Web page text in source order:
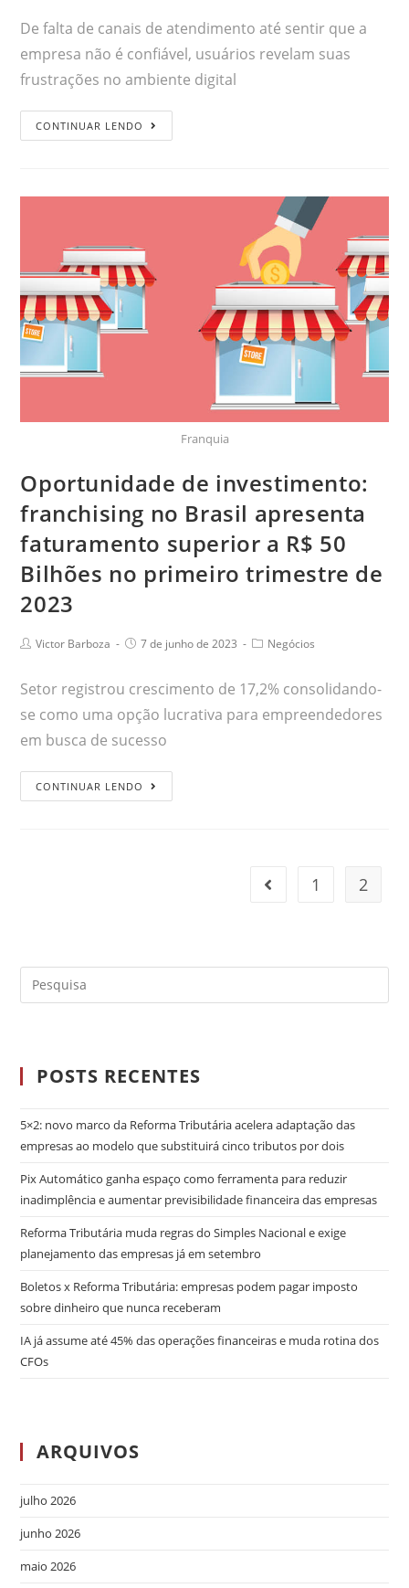
De falta de canais de atendimento até sentir que a
empresa não é confiável, usuários revelam suas
frustrações no ambiente digital
CONTINUAR LENDO
Franquia
Oportunidade de investimento:
franchising no Brasil apresenta
faturamento superior a R$ 50
Bilhões no primeiro trimestre de
2023
Victor Barboza 7 de junho de 2023 Negócios
Setor registrou crescimento de 17,2% consolidando-
se como uma opção lucrativa para empreendedores
em busca de sucesso
CONTINUAR LENDO
1 2
POSTS RECENTES
5×2: novo marco da Reforma Tributária acelera adaptação das
empresas ao modelo que substituirá cinco tributos por dois
Pix Automático ganha espaço como ferramenta para reduzir
inadimplência e aumentar previsibilidade financeira das empresas
Reforma Tributária muda regras do Simples Nacional e exige
planejamento das empresas já em setembro
Boletos x Reforma Tributária: empresas podem pagar imposto
sobre dinheiro que nunca receberam
IA já assume até 45% das operações financeiras e muda rotina dos
CFOs
ARQUIVOS
julho 2026
junho 2026
maio 2026